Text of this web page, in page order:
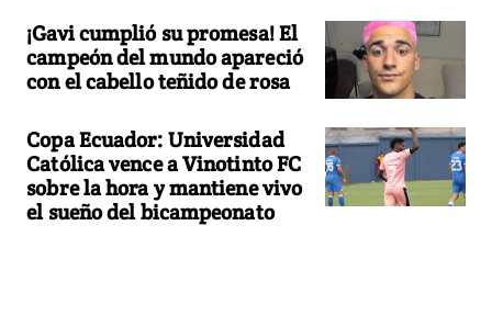
¡Gavi cumplió su promesa! El
campeón del mundo apareció
con el cabello teñido de rosa
Copa Ecuador: Universidad
Católica vence a Vinotinto FC
sobre la hora y mantiene vivo
el sueño del bicampeonato